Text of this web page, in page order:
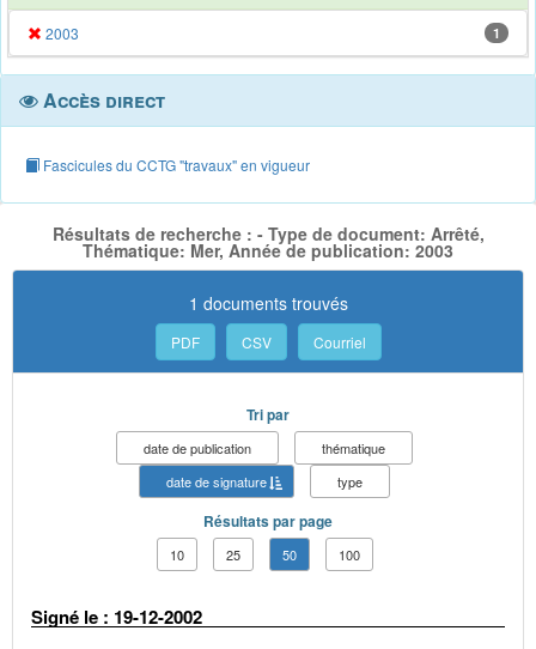
2003 1
Accès direct
Fascicules du CCTG "travaux" en vigueur
Résultats de recherche : - Type de document: Arrêté,
Thématique: Mer, Année de publication: 2003
1 documents trouvés
PDF CSV Courriel
Tri par
date de publication
thématique
date de signature
type
Résultats par page
10 25 50 100
Signé le : 19-12-2002